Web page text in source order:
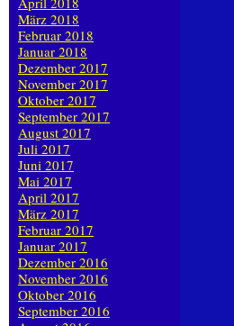
März 2018
Februar 2018
Januar 2018
Dezember 2017
November 2017
Oktober 2017
September 2017
August 2017
Juli 2017
Juni 2017
Mai 2017
April 2017
März 2017
Februar 2017
Januar 2017
Dezember 2016
November 2016
Oktober 2016
September 2016